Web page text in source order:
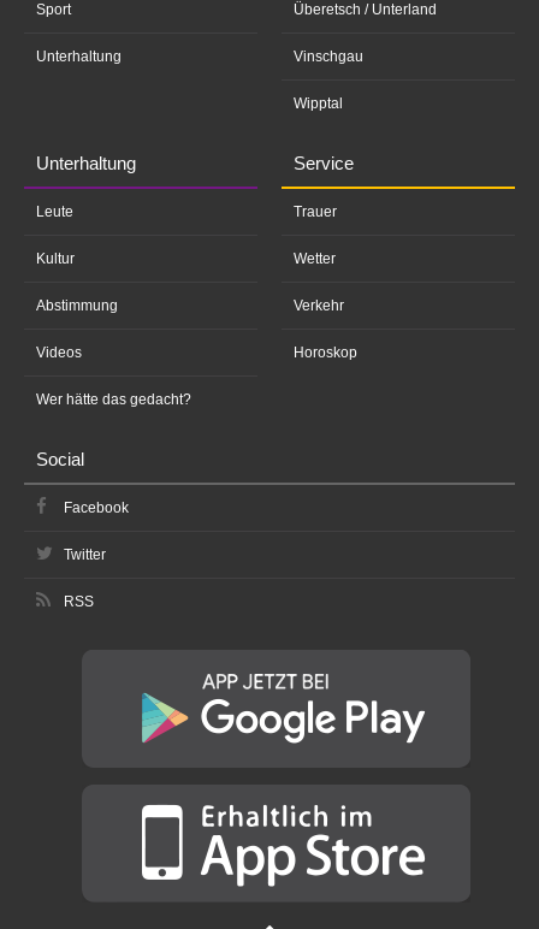
Sport
Unterhaltung
Überetsch / Unterland
Vinschgau
Wipptal
Unterhaltung
Leute
Kultur
Abstimmung
Videos
Wer hätte das gedacht?
Service
Trauer
Wetter
Verkehr
Horoskop
Social
Facebook
Twitter
RSS